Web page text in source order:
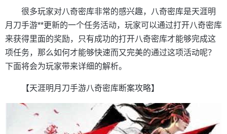
很多玩家对八奇密库非常的感兴趣，八奇密库是天涯明
月刀手游**更新的一个任务活动，玩家可以通过打开八奇密库
来获得里面的奖励，只有成功的打开八奇密库才能够完成这
项任务，那么如何才能够快速而又完美的通过这项活动呢？
下面将会为玩家带来详细的解析。
【天涯明月刀手游八奇密库断案攻略】